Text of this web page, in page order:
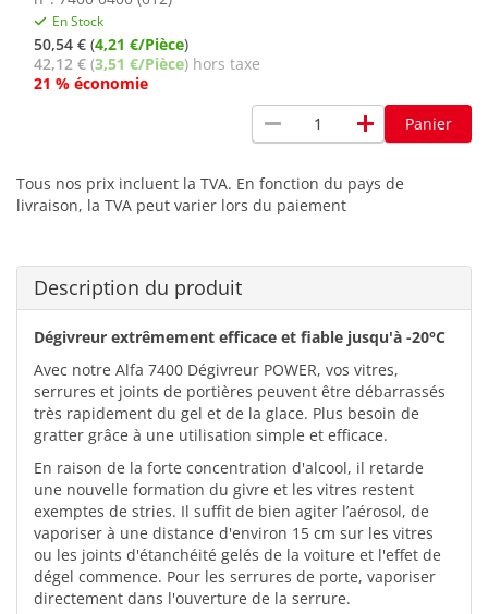
En Stock
50,54 € (4,21 €/Pièce)
42,12 € (3,51 €/Pièce) hors taxe
21 % économie
remove add Panier
Tous nos prix incluent la TVA. En fonction du pays de
livraison, la TVA peut varier lors du paiement
Description du produit
Dégivreur extrêmement efficace et fiable jusqu'à -20°C
Avec notre Alfa 7400 Dégivreur POWER, vos vitres,
serrures et joints de portières peuvent être débarrassés
très rapidement du gel et de la glace. Plus besoin de
gratter grâce à une utilisation simple et efficace.
En raison de la forte concentration d'alcool, il retarde
une nouvelle formation du givre et les vitres restent
exemptes de stries. Il suffit de bien agiter l’aérosol, de
vaporiser à une distance d'environ 15 cm sur les vitres
ou les joints d'étanchéité gelés de la voiture et l'effet de
dégel commence. Pour les serrures de porte, vaporiser
directement dans l'ouverture de la serrure.